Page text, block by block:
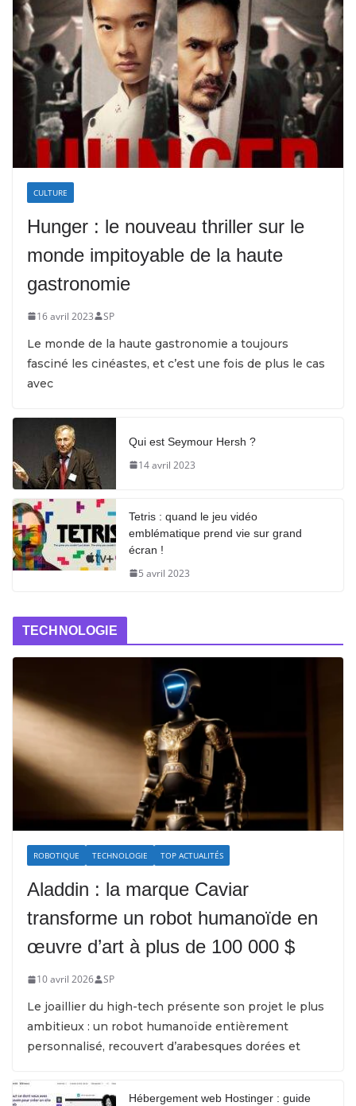
CULTURE
Hunger : le nouveau thriller sur le
monde impitoyable de la haute
gastronomie
16 avril 2023 SP
Le monde de la haute gastronomie a toujours
fasciné les cinéastes, et c’est une fois de plus le cas
avec
Qui est Seymour Hersh ?
14 avril 2023
Tetris : quand le jeu vidéo
emblématique prend vie sur grand
écran !
5 avril 2023
TECHNOLOGIE
ROBOTIQUE TECHNOLOGIE TOP ACTUALITÉS
Aladdin : la marque Caviar
transforme un robot humanoïde en
œuvre d’art à plus de 100 000 $
10 avril 2026 SP
Le joaillier du high-tech présente son projet le plus
ambitieux : un robot humanoïde entièrement
personnalisé, recouvert d’arabesques dorées et
Hébergement web Hostinger : guide